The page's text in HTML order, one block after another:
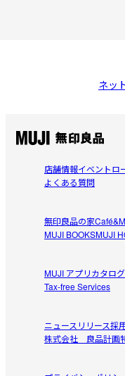
ネッ
店舗情報イベントロ
よくある質問
無印良品の家
MUJI BOOKSMUJI
MUJI アプリカタログ
Tax-free Services
ニュースリリース採
株式会社 良品計画